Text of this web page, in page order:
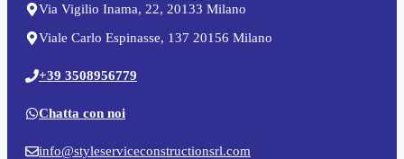
Via Vigilio Inama, 22, 20133 Milano
Viale Carlo Espinasse, 137 20156 Milano
+39 3508956779
Chatta con noi
info@styleserviceconstructionsrl.com